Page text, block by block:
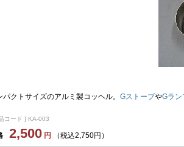
パクトサイズのアルミ製コッヘル。 GストーブやGラン
コード ] KA-003
2,500 円 （税込2,750円）